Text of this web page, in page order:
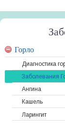
Горло
Диагностика
Заболевания
Ангина
Кашель
Ларингит